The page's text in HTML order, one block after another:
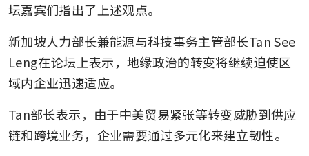
坛嘉宾们指出了上述观点。
新加坡人力部长兼能源与科技事务主管部长Tan See
Leng在论坛上表示，地缘政治的转变将继续迫使区
域内企业迅速适应。
Tan部长表示，由于中美贸易紧张等转变威胁到供应
链和跨境业务，企业需要通过多元化来建立韧性。